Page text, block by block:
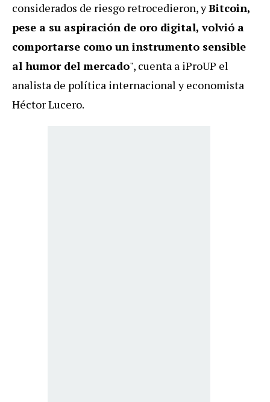
considerados de riesgo retrocedieron, yBitcoin,
pese a su aspiración de oro digital, volvió a
comportarse como un instrumento sensible
al humor del mercado", cuenta a iProUP el
analista de política internacional y economista
Héctor Lucero.